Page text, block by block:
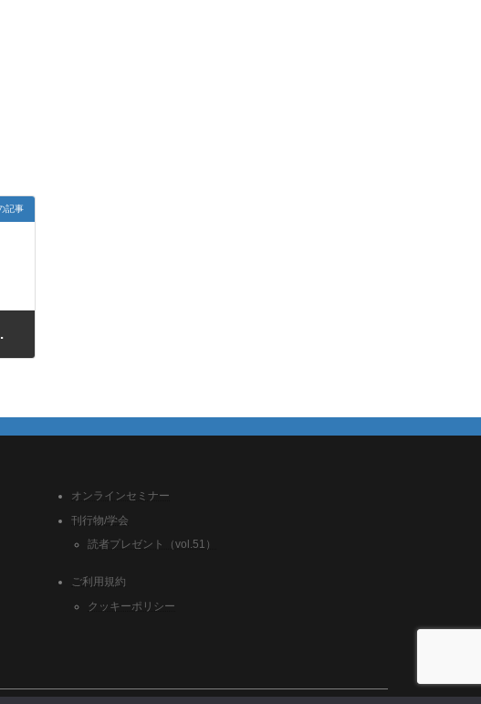
記事
理試験
オンラインセミナー
刊行物/学会
読者プレゼント（vol.51）
ご利用規約
クッキーポリシー